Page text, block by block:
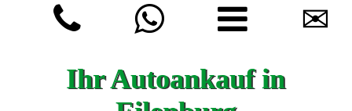
✉
Ihr Autoankauf in